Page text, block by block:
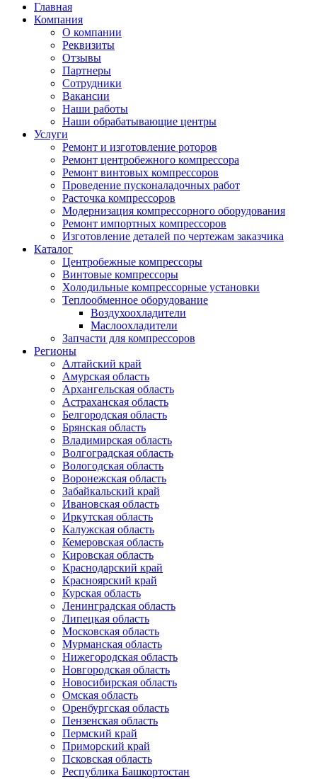
Главная
Компания
О компании
Реквизиты
Отзывы
Партнеры
Сотрудники
Вакансии
Наши работы
Наши обрабатывающие центры
Услуги
Ремонт и изготовление роторов
Ремонт центробежного компрессора
Ремонт винтовых компрессоров
Проведение пусконаладочных работ
Расточка компрессоров
Модернизация компрессорного оборудования
Ремонт импортных компрессоров
Изготовление деталей по чертежам заказчика
Каталог
Центробежные компрессоры
Винтовые компрессоры
Холодильные компрессорные установки
Теплообменное оборудование
Воздухоохладители
Маслоохладители
Запчасти для компрессоров
Регионы
Алтайский край
Амурская область
Архангельская область
Астраханская область
Белгородская область
Брянская область
Владимирская область
Волгоградская область
Вологодская область
Воронежская область
Забайкальский край
Ивановская область
Иркутская область
Калужская область
Кемеровская область
Кировская область
Краснодарский край
Красноярский край
Курская область
Ленинградская область
Липецкая область
Московская область
Мурманская область
Нижегородская область
Новгородская область
Новосибирская область
Омская область
Оренбургская область
Пензенская область
Пермский край
Приморский край
Псковская область
Республика Башкортостан